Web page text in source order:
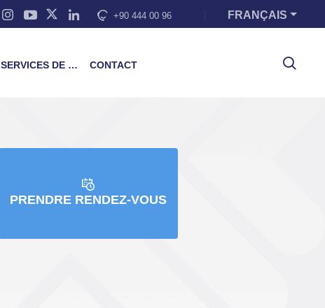
+90 444 00 96 FRANÇAIS
SERVICES DE FORMATION CONTACT
PRENDRE RENDEZ-VOUS